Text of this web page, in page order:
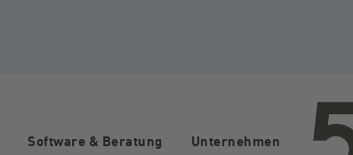
Software & Beratung Unternehmen